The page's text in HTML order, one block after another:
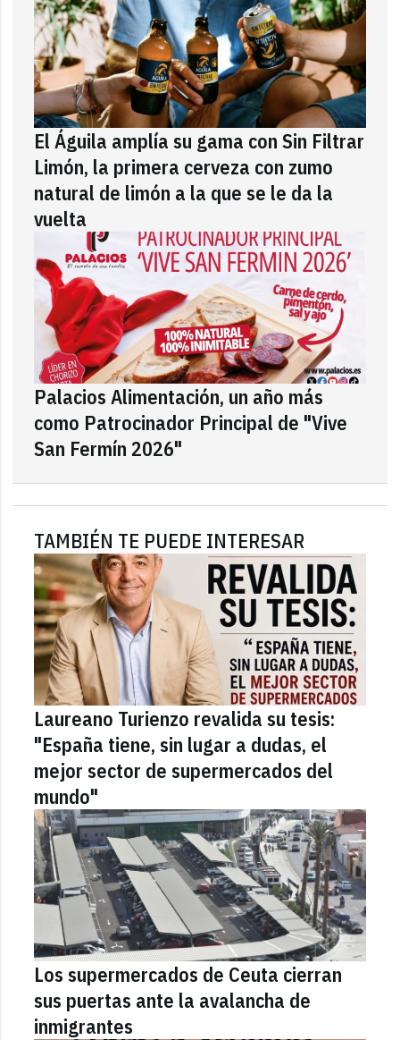
El Águila amplía su gama con Sin Filtrar
Limón, la primera cerveza con zumo
natural de limón a la que se le da la
vuelta
Palacios Alimentación, un año más
como Patrocinador Principal de "Vive
San Fermín 2026"
TAMBIÉN TE PUEDE INTERESAR
Laureano Turienzo revalida su tesis:
"España tiene, sin lugar a dudas, el
mejor sector de supermercados del
mundo"
Los supermercados de Ceuta cierran
sus puertas ante la avalancha de
inmigrantes